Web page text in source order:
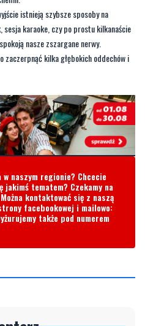
istnieją szybsze sposoby na
karaoke, czy po prostu kilkanaście
nasze zszargane nerwy.
kilka głębokich oddechów i
naszym regionie? Chcecie
jakimś tematem? Czekamy na
kontaktować się z naszą
facebookowej i mailowo:
także pod numerem